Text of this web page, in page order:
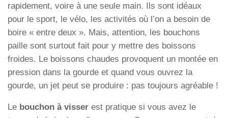
rapidement, voire à une seule main. Ils sont idéaux
pour le sport, le vélo, les activités où l’on a besoin de
boire « entre deux ». Mais, attention, les bouchons
paille sont surtout fait pour y mettre des boissons
froides. Le boissons chaudes provoquent un montée en
pression dans la gourde et quand vous ouvrez la
gourde, un jet peut se produire : pas toujours agréable !
Le bouchon à visser est pratique si vous avez le